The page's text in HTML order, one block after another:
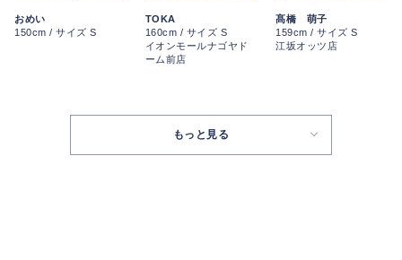
おめい
150cm / サイズ S
TOKA
160cm / サイズ S
イオンモールナゴヤド
ーム前店
髙橋 萌子
159cm / サイズ S
江坂オッツ店
もっと見る